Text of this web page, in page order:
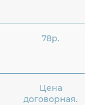
78р.
Цена
договорная.